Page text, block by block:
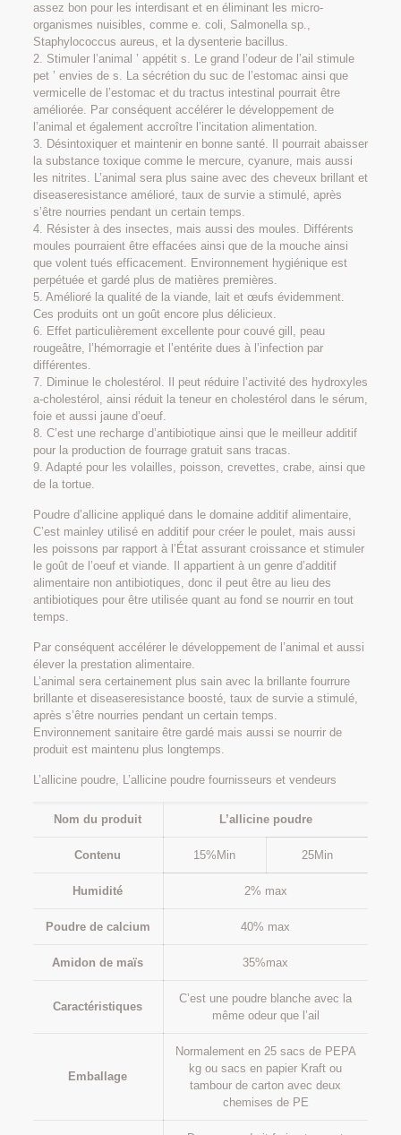
assez bon pour les interdisant et en éliminant les micro-
organismes nuisibles, comme e. coli, Salmonella sp.,
Staphylococcus aureus, et la dysenterie bacillus.
2. Stimuler l’animal ’ appétit s. Le grand l’odeur de l’ail stimule
pet ’ envies de s. La sécrétion du suc de l’estomac ainsi que
vermicelle de l’estomac et du tractus intestinal pourrait être
améliorée. Par conséquent accélérer le développement de
l’animal et également accroître l’incitation alimentation.
3. Désintoxiquer et maintenir en bonne santé. Il pourrait abaisser
la substance toxique comme le mercure, cyanure, mais aussi
les nitrites. L’animal sera plus saine avec des cheveux brillant et
diseaseresistance amélioré, taux de survie a stimulé, après
s’être nourries pendant un certain temps.
4. Résister à des insectes, mais aussi des moules. Différents
moules pourraient être effacées ainsi que de la mouche ainsi
que volent tués efficacement. Environnement hygiénique est
perpétuée et gardé plus de matières premières.
5. Amélioré la qualité de la viande, lait et œufs évidemment.
Ces produits ont un goût encore plus délicieux.
6. Effet particulièrement excellente pour couvé gill, peau
rougeâtre, l’hémorragie et l’entérite dues à l’infection par
différentes.
7. Diminue le cholestérol. Il peut réduire l’activité des hydroxyles
a-cholestérol, ainsi réduit la teneur en cholestérol dans le sérum,
foie et aussi jaune d’oeuf.
8. C’est une recharge d’antibiotique ainsi que le meilleur additif
pour la production de fourrage gratuit sans tracas.
9. Adapté pour les volailles, poisson, crevettes, crabe, ainsi que
de la tortue.
Poudre d’allicine appliqué dans le domaine additif alimentaire,
C’est mainley utilisé en additif pour créer le poulet, mais aussi
les poissons par rapport à l’État assurant croissance et stimuler
le goût de l’oeuf et viande. Il appartient à un genre d’additif
alimentaire non antibiotiques, donc il peut être au lieu des
antibiotiques pour être utilisée quant au fond se nourrir en tout
temps.
Par conséquent accélérer le développement de l’animal et aussi
élever la prestation alimentaire.
L’animal sera certainement plus sain avec la brillante fourrure
brillante et diseaseresistance boosté, taux de survie a stimulé,
après s’être nourries pendant un certain temps.
Environnement sanitaire être gardé mais aussi se nourrir de
produit est maintenu plus longtemps.
L’allicine poudre, L’allicine poudre fournisseurs et vendeurs
Nom du produit L’allicine poudre
Contenu 15%Min 25Min
Humidité 2% max
Poudre de calcium 40% max
Amidon de maïs 35%max
Caractéristiques
C’est une poudre blanche avec la
même odeur que l’ail
Emballage
Normalement en 25 sacs de PEPA
kg ou sacs en papier Kraft ou
tambour de carton avec deux
chemises de PE